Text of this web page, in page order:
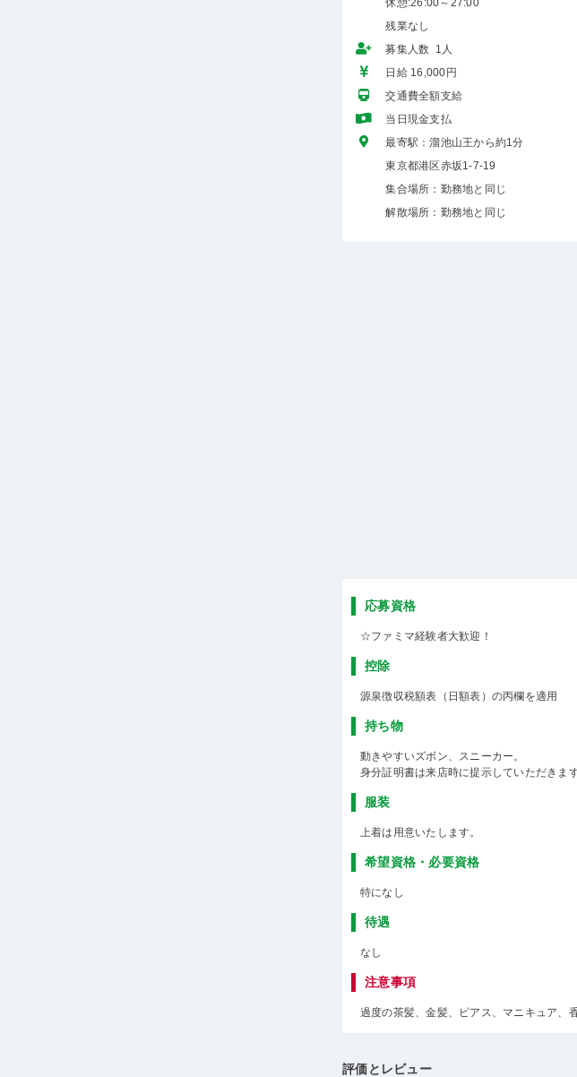
休憩:26:00～27:00
残業なし
募集人数 1人
日給 16,000円
交通費全額支給
当日現金支払
最寄駅：溜池山王から約1分
東京都港区赤坂1-7-19
集合場所：勤務地と同じ
解散場所：勤務地と同じ
応募資格
☆ファミマ経験者大歓迎！
控除
源泉徴収税額表（日額表）の丙欄を適用
持ち物
動きやすいズボン、スニーカー。
身分証明書は来店時に提示していただきま
服装
上着は用意いたします。
希望資格・必要資格
特になし
待遇
なし
注意事項
過度の茶髪、金髪、ピアス、マニキュア、
評価とレビュー